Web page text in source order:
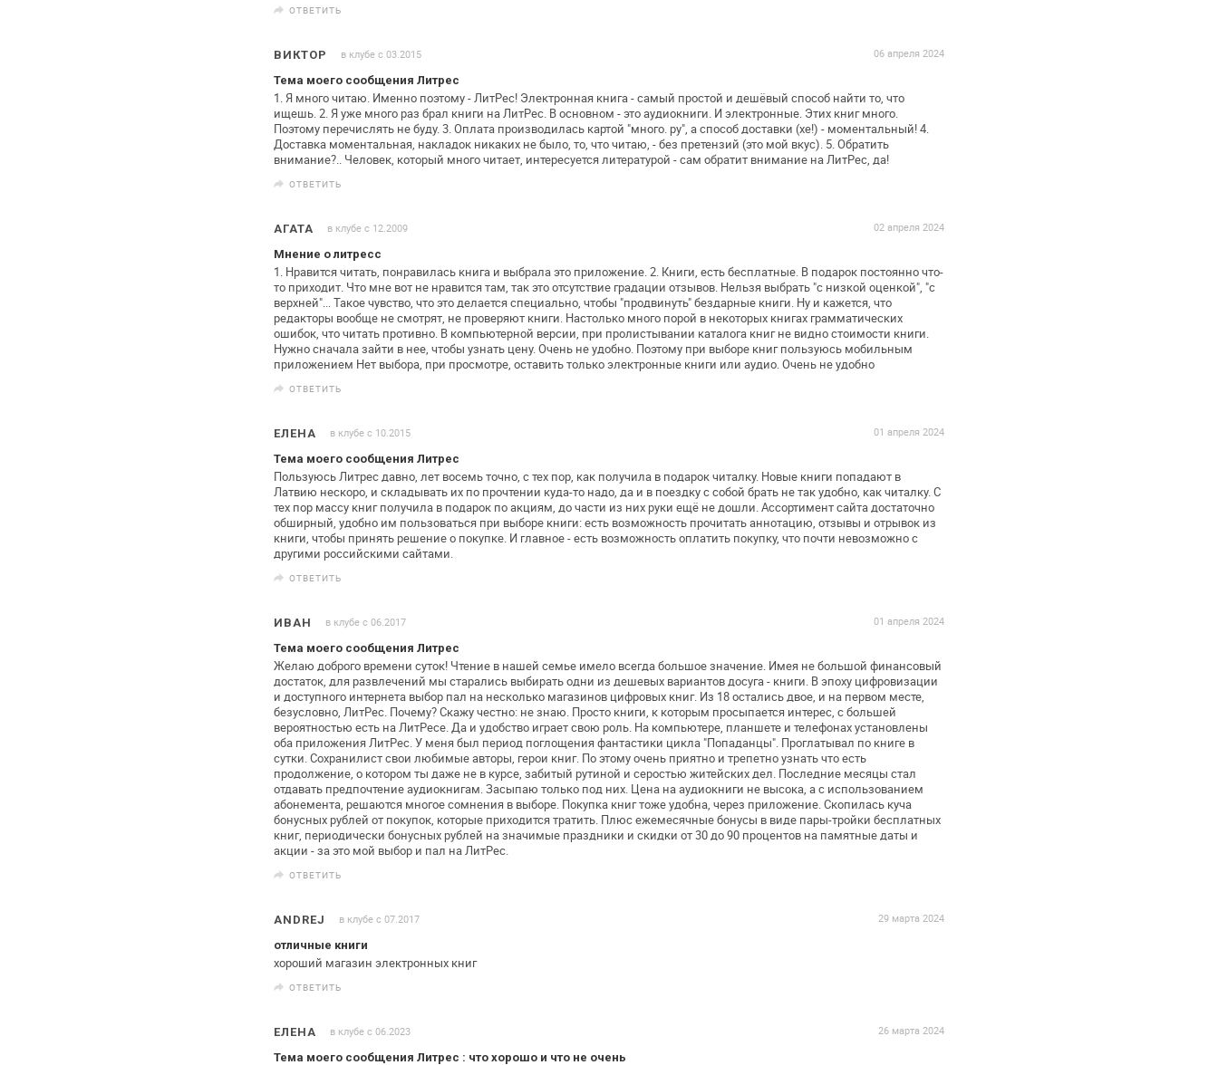
ОТВЕТИТЬ
ВИКТОР в клубе с 03.2015
06 апреля 2024
Тема моего сообщения Литрес
1. Я много читаю. Именно поэтому - ЛитРес! Электронная книга- самый простой и дешёвый способ найти то, что
ищешь.2. Я уже много раз брал книги на ЛитРес. В основном - этоаудиокниги. И электронные. Этих книг много.
Поэтому перечислять не буду.3. Оплата производилась картой "много. ру", а способдоставки (хе!) - моментальный!4.
Доставка моментальная, накладок никаких не было, то, чточитаю, - без претензий (это мой вкус). 5. Обратить
внимание?.. Человек, который много читает, интересуется литературой - сам обратит внимание на ЛитРес, да!
ОТВЕТИТЬ
АГАТА в клубе с 12.2009
02 апреля 2024
Мнение о литресс
1. Нравится читать, понравилась книга и выбрала это приложение. 2. Книги, есть бесплатные. В подарок постоянночто-
то приходит. Что мне вот не нравится там, так этоотсутствие градации отзывов. Нельзя выбрать "с низкой оценкой", "с
верхней"... Такое чувство, что это делаетсяспециально, чтобы "продвинуть" бездарные книги. Ну и кажется, что
редакторы вообще не смотрят, не проверяют книги. Настолько много порой в некоторых книгах грамматических
ошибок, что читать противно. В компьютерной версии, при пролистывании каталога книг не видно стоимости книги.
Нужно сначала зайти в нее, чтобы узнать цену. Очень не удобно. Поэтому при выборе книг пользуюсь мобильным
приложением Нет выбора, при просмотре, оставить только электронные книги или аудио. Очень не удобно
ОТВЕТИТЬ
ЕЛЕНА в клубе с 10.2015
01 апреля 2024
Тема моего сообщения Литрес
Пользуюсь Литрес давно, лет восемь точно, с тех пор, как получила в подарок читалку. Новые книги попадают в
Латвию нескоро, и складывать их по прочтении куда-то надо, да и в поездку с собой брать не так удобно, как читалку. С
тех пор массу книг получила в подарок по акциям, до части из них руки ещё не дошли. Ассортимент сайта достаточно
обширный, удобно им пользоваться при выборе книги: есть возможность прочитать аннотацию, отзывы и отрывок из
книги, чтобы принять решение о покупке. И главное - есть возможностьоплатить покупку, что почти невозможно с
другими российскими сайтами.
ОТВЕТИТЬ
ИВАН в клубе с 06.2017
01 апреля 2024
Тема моего сообщения Литрес
Желаю доброго времени суток! Чтение в нашей семье имело всегда большое значение. Имея небольшой финансовый
достаток, для развлечений мы старались выбирать одни из дешевых вариантов досуга - книги. В эпоху цифровизации
и доступного интернета выбор пал на несколько магазинов цифровых книг. Из 18 остались двое, и на первом месте,
безусловно, ЛитРес. Почему? Скажу честно: незнаю. Просто книги, к которым просыпается интерес, с большей
вероятностью есть на ЛитРесе. Да и удобство играет свою роль. На компьютере, планшете и телефонах установлены
оба приложения ЛитРес.У меня был период поглощения фантастики цикла "Попаданцы". Проглатывал по книге в
сутки. Сохранилист свои любимыеавторы, герои книг. По этому очень приятно и трепетно узнатьчто есть
продолжение, о котором ты даже не в курсе, забитый рутиной и серостью житейских дел. Последние месяцы стал
отдавать предпочтение аудиокнигам.Засыпаю только под них. Цена на аудиокниги не высока, а с использованием
абонемента, решаются многое сомнения в выборе. Покупка книг тоже удобна, через приложение. Скопилась куча
бонусных рублей от покупок, которые приходится тратить. Плюсежемесячные бонусы в виде пары-тройки бесплатных
книг, периодически бонусных рублей на значимые праздники и скидки от 30 до 90 процентов на памятные даты и
акции - за это мой выбор и пал на ЛитРес.
ОТВЕТИТЬ
ANDREJ в клубе с 07.2017
29 марта 2024
отличные книги
хороший магазин электронных книг
ОТВЕТИТЬ
ЕЛЕНА в клубе с 06.2023
26 марта 2024
Тема моего сообщения Литрес : что хорошо и что не очень